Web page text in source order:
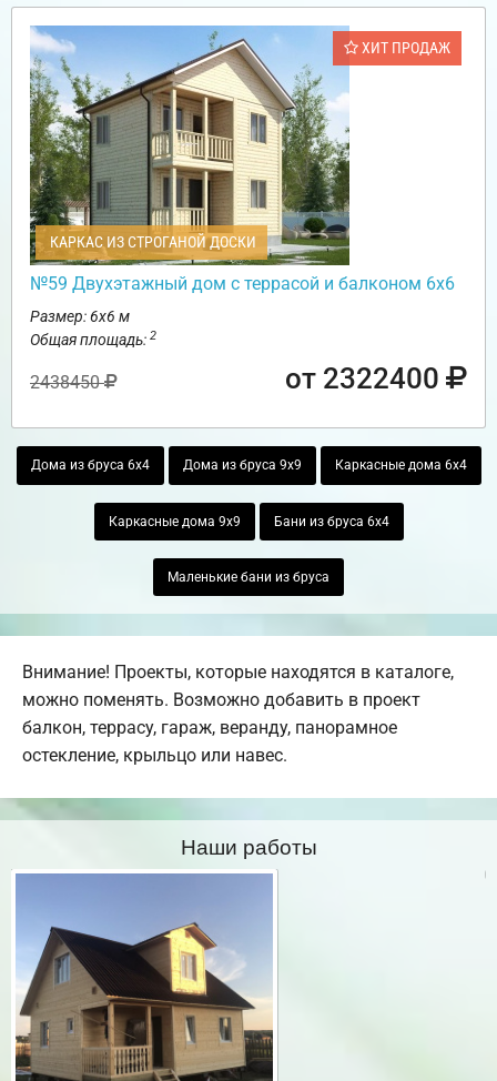
ХИТ ПРОДАЖ
КАРКАС ИЗ СТРОГАНОЙ ДОСКИ
№59 Двухэтажный дом с террасой и балконом 6х6
Размер: 6х6 м
Общая площадь: 2
2438450 от 2322400
Дома из бруса 6х4 Дома из бруса 9х9 Каркасные дома 6х4
Каркасные дома 9х9 Бани из бруса 6х4
Маленькие бани из бруса
Внимание! Проекты, которые находятся в каталоге,
можно поменять. Возможно добавить в проект
балкон, террасу, гараж, веранду, панорамное
остекление, крыльцо или навес.
Наши работы